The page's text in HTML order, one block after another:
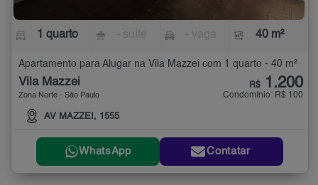
1 quarto 40 m²
Apartamento para Alugar na Vila Mazzei com 1 quarto - 40 m²
Vila Mazzei
Zona Norte - São Paulo
AV MAZZEI, 1555
R$ 1.200
Condomínio: R$ 100
WhatsApp Contatar